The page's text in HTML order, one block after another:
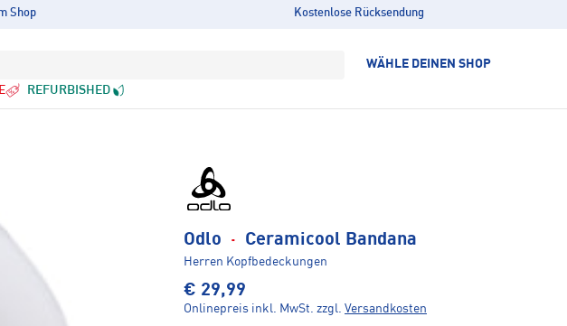
Shop Kostenlose Rücksendung
WÄHLE DEINEN SHOP
REFURBISHED
Odlo · Ceramicool Bandana
Herren Kopfbedeckungen
€ 29,99
Onlinepreis inkl. MwSt. zzgl. Versandkosten